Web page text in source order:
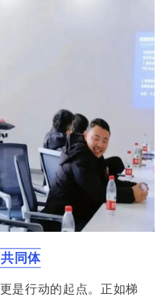
同体
是行动的起点。正如梯